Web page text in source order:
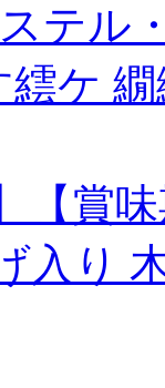
テル
ケ
【賞
入り